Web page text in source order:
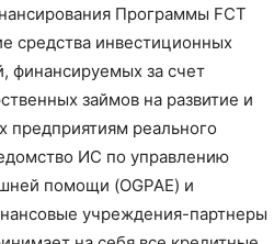
Программы FCT
средства инвестиционных
финансируемых за счет
займов на развитие и
предприятиям реального
ИС по управлению
помощи (OGPAE) и
учреждения-партнеры